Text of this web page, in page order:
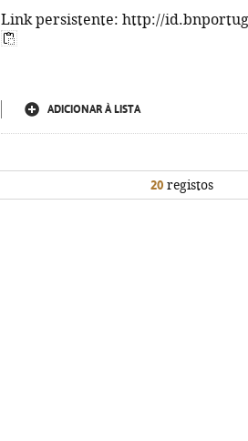
Link persistente: http://
ADICIONAR À LISTA
20registos